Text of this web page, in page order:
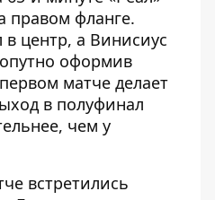
правом фланге.
центр, а Винисиус
оформив
матче делает
в полуфинал
чем у
встретились